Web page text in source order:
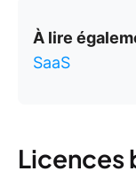
À lire
SaaS
Licences